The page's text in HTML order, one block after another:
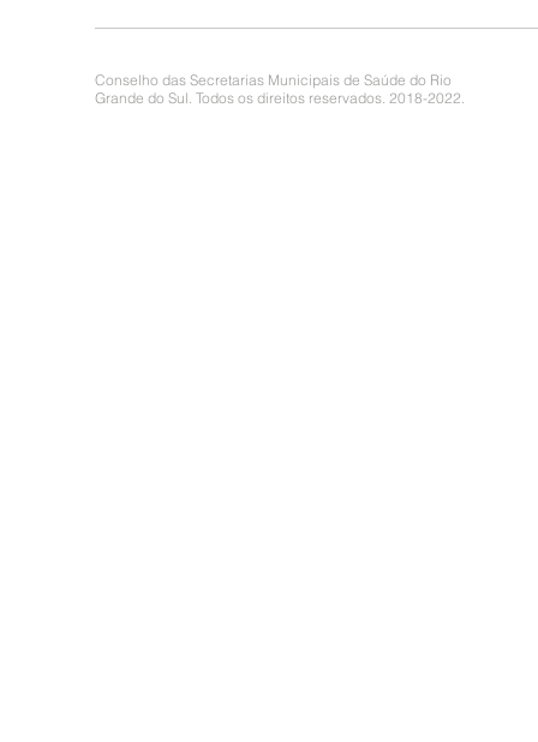
Conselho das Secretarias Municipais de Saúde do Rio
Grande do Sul. Todos os direitos reservados. 2018-2022.